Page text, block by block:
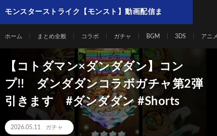
モンスターストライク【モンスト】動画配信ま
ホーム まとめ全般 コラボ ガチャ BGM 3DS アニ
【コトダマン×ダンダダン】コン
プ!! ダンダダンコラボガチャ第2弾
引きます #ダンダダン #Shorts
2026.05.11 ガチャ